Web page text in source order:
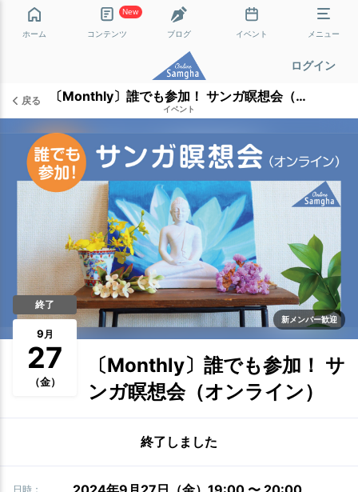
ホーム
New
コンテンツ ブログ イベント メニュー
ログイン
戻る 〔Monthly〕誰でも参加！ サンガ瞑想会（オンライン）
イベント
新メンバー歓迎
終了
9月
27
（金）
〔Monthly〕誰でも参加！ サ
ンガ瞑想会（オンライン）
終了しました
日時：